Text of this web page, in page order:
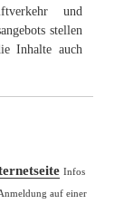
und
stellen
Inhalte auch
Infos
auf einer